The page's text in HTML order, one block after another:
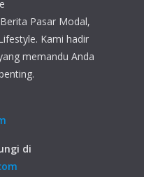
Pasar Modal,
Kami hadir
memandu Anda
di